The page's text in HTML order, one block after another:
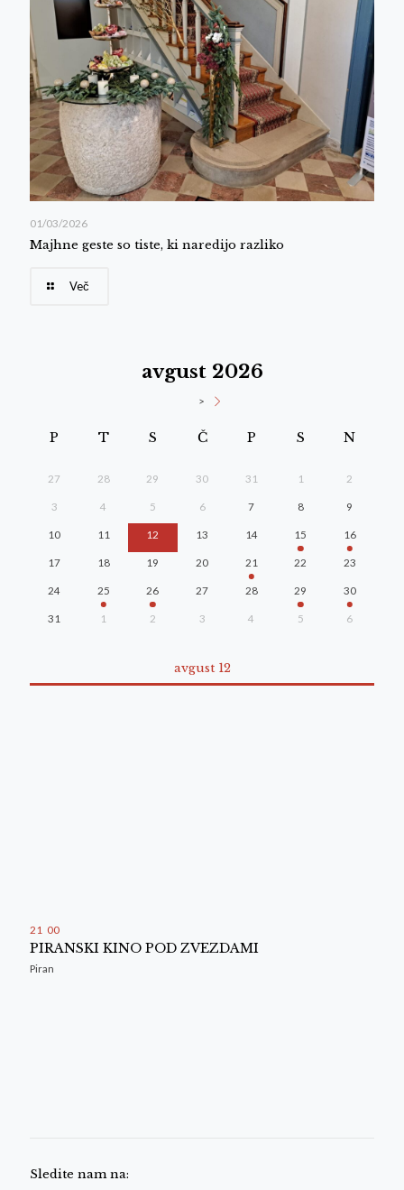
01/03/2026
Majhne geste so tiste, ki naredijo razliko
Več
avgust 2026
>
P T S Č P S N
27 28 29 30 31 1 2
3 4 5 6 7 8 9
10 11 12 13 14 15 16
17 18 19 20 21 22 23
24 25 26 27 28 29 30
31 1 2 3 4 5 6
avgust 12
21 00
PIRANSKI KINO POD ZVEZDAMI
Piran
Sledite nam na: